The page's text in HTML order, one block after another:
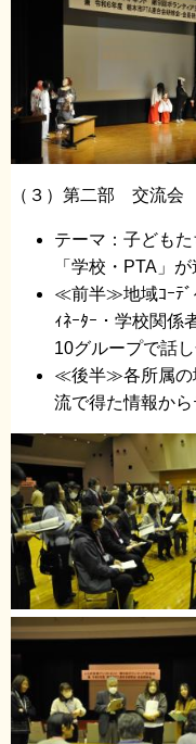
（３）第二部 交流会
テーマ：子ども
「学校・PTA」
≪前半≫地域ｺｰﾃﾞｨ
ｨﾈｰﾀｰ・学校関係
10グループで話し
≪後半≫各所属の
流で得た情報から